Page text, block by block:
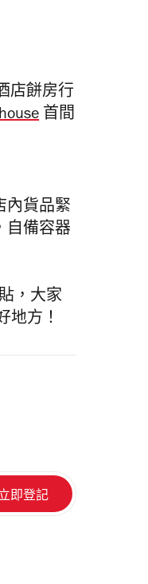
店餅房行
首間
內貨品緊
自備容器
，大家
地方！